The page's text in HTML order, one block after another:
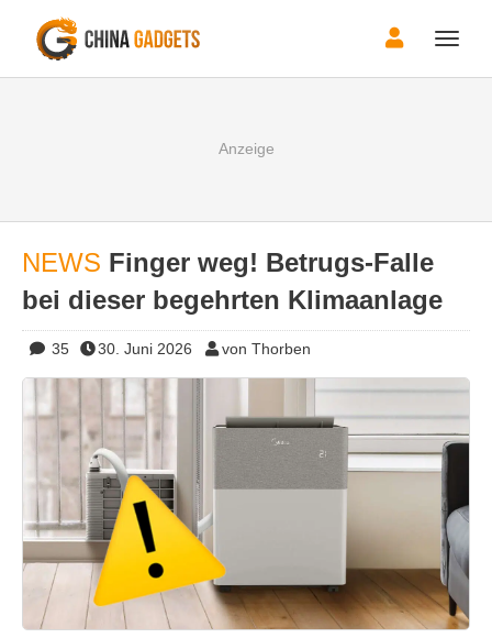
Toggle
NEWS Finger weg! Betrugs-Falle
bei dieser begehrten Klimaanlage
35 30. Juni 2026 von Thorben